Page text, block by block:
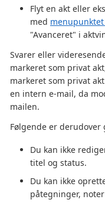
Flyt en akt eller
med
"Avanceret" i
Svarer eller
markeret som privat
markeret som privat
en intern e-mail, da
mailen.
Følgende er
Du kan ikke
titel og status.
Du kan ikke
påtegninger,